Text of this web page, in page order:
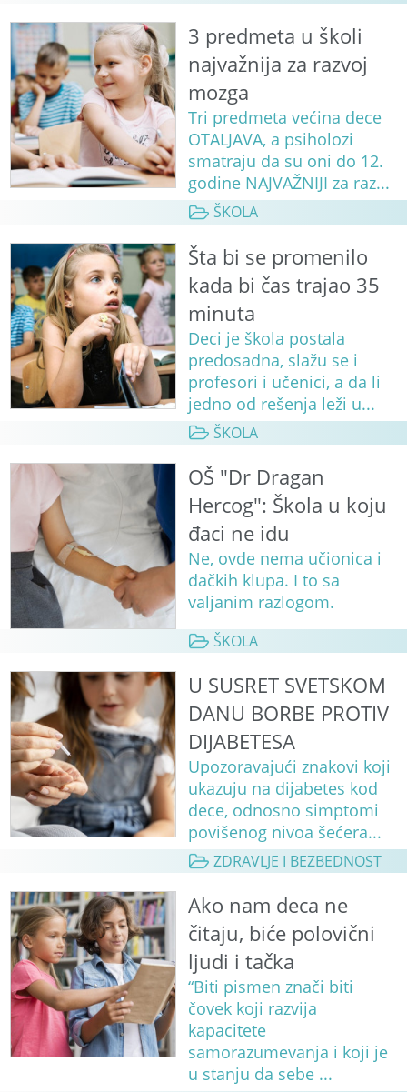
3 predmeta u školi
najvažnija za razvoj
mozga
Tri predmeta većina dece
OTALJAVA, a psiholozi
smatraju da su oni do 12.
godine NAJVAŽNIJI za raz...
ŠKOLA
Šta bi se promenilo
kada bi čas trajao 35
minuta
Deci je škola postala
predosadna, slažu se i
profesori i učenici, a da li
jedno od rešenja leži u...
ŠKOLA
OŠ "Dr Dragan
Hercog": Škola u koju
đaci ne idu
Ne, ovde nema učionica i
đačkih klupa. I to sa
valjanim razlogom.
ŠKOLA
U SUSRET SVETSKOM
DANU BORBE PROTIV
DIJABETESA
Upozoravajući znakovi koji
ukazuju na dijabetes kod
dece, odnosno simptomi
povišenog nivoa šećera...
ZDRAVLJE I BEZBEDNOST
Ako nam deca ne
čitaju, biće polovični
ljudi i tačka
“Biti pismen znači biti
čovek koji razvija
kapacitete
samorazumevanja i koji je
u stanju da sebe ...